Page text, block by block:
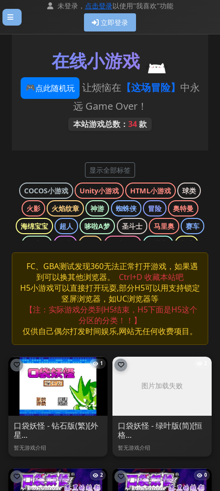
未登录， 点击登录以使用"我喜欢"功能
立即登录
在线小游戏
🎮点此随机玩 让烦恼在 【这场冒险】 中永
远 Game Over！
本站游戏总数： 34款
显示全部标签
COCOS小游戏 Unity小游戏 HTML小游戏
球类
火影
火焰纹章 神游 蜘蛛侠 冒险
奥特曼
海绵宝宝
超人 哆啦A梦 圣斗士 马里奥
赛车
口袋妖怪
侠盗猎车 光明之魂 哈利波特
忍者神龟
快打旋风
拳皇 数码宝贝 最终幻想
洛克人
海贼王
游戏王
FC、GBA测试发现360无法正常打开游戏，如果遇
到可以换其他浏览器。
Ctrl+D 收藏本站吧
H5小游戏可以直接打开玩耍,部分H5可以用支持锁定
竖屏浏览器，如UC浏览器等
【注：实际游戏分类到H5结束，H5下面是H5这个
分区的分类！！】
仅供自己偶尔打发时间娱乐,网站无任何收费项目。
1
口袋妖怪 - 钻石版(繁)[外
星...
暂无游戏介绍
口袋妖怪 - 绿叶版(简)[恒
格...
暂无游戏介绍
2 0